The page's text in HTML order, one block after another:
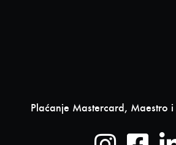
Plaćanje Mastercard, Maestro